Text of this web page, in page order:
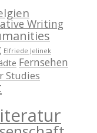
Writing
Elfriede Jelinek
Fernsehen
Studies